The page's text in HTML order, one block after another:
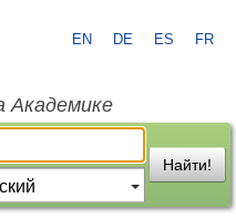
EN DE ES FR
Академике
Найти!